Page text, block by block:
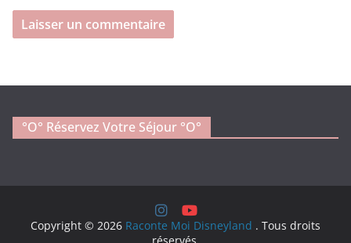
°o° Réservez Votre Séjour °O°
Copyright © 2026 Raconte Moi Disneyland . Tous droits